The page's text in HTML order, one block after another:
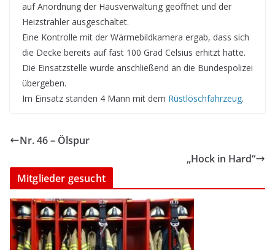
auf Anordnung der Hausverwaltung geöffnet und der
Heizstrahler ausgeschaltet.
Eine Kontrolle mit der Wärmebildkamera ergab, dass sich
die Decke bereits auf fast 100 Grad Celsius erhitzt hatte.
Die Einsatzstelle wurde anschließend an die Bundespolizei
übergeben.
Im Einsatz standen 4 Mann mit dem Rüstlöschfahrzeug.
Nr. 46 – Ölspur
„Hock in Hard“
Mitglieder gesucht